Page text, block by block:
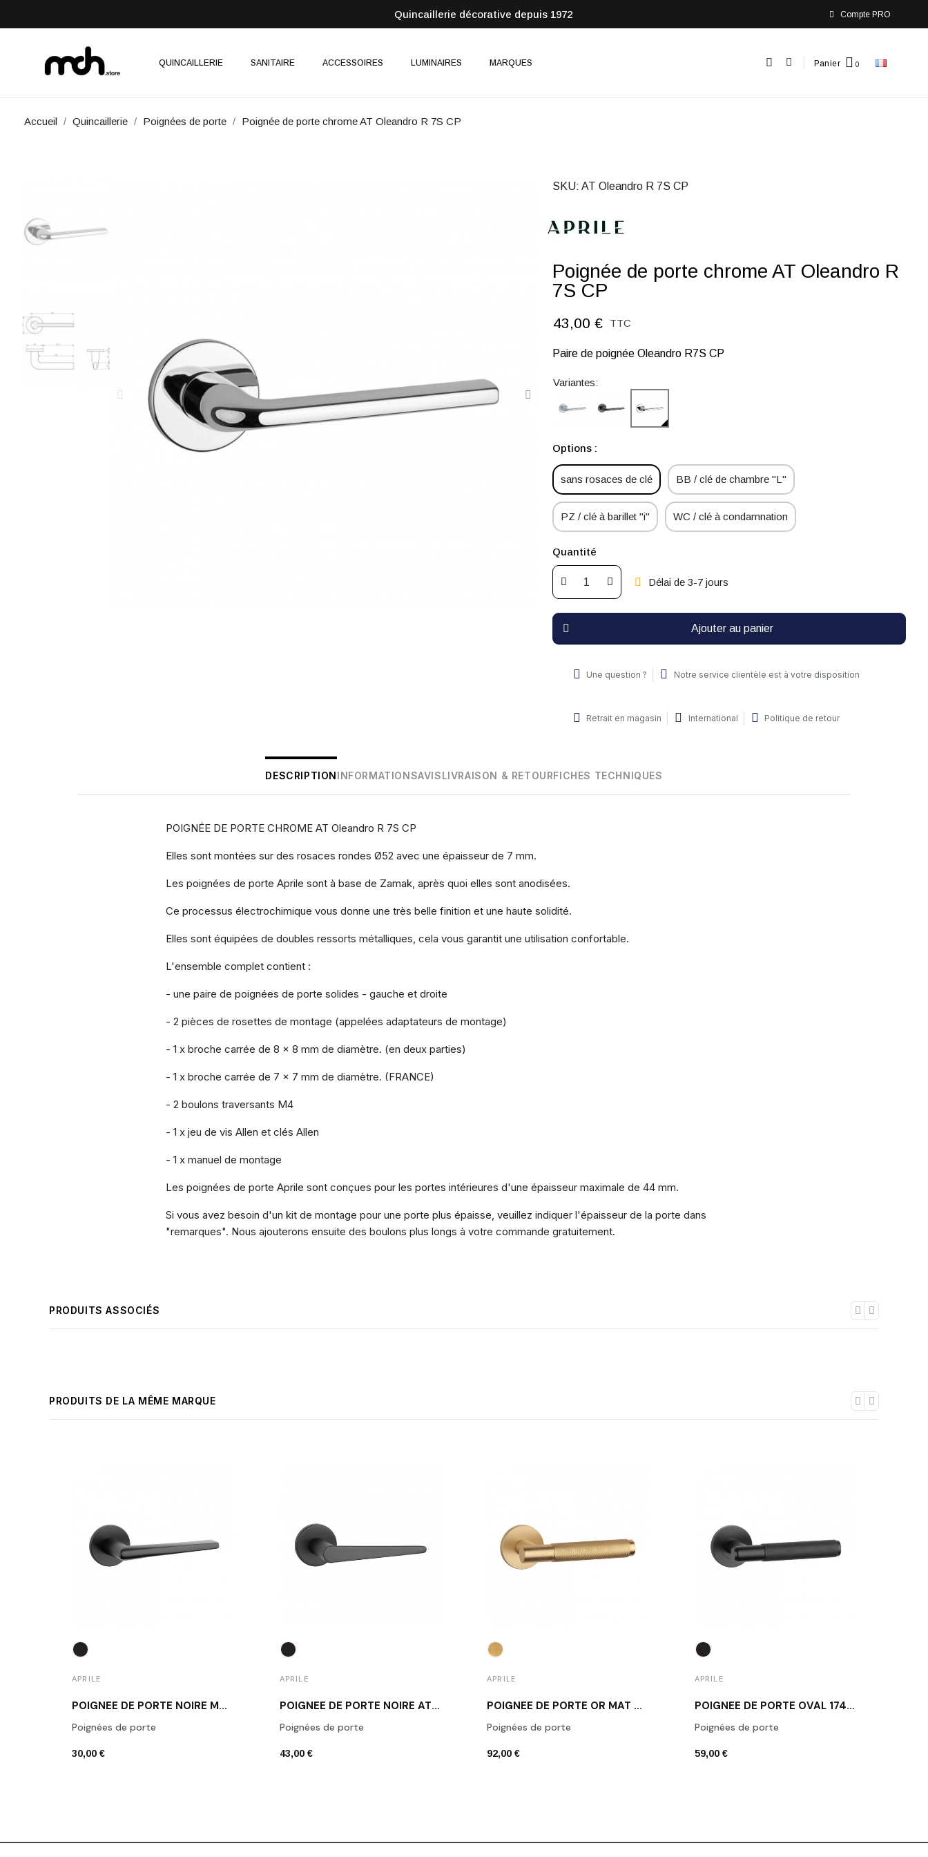
Quincaillerie décorative depuis 1972 Compte PRO
QUINCAILLERIE SANITAIRE ACCESSOIRES LUMINAIRES MARQUES Panier
Accueil Quincaillerie Poignées de porte Poignée de porte chrome AT Oleandro R 7S CP
SKU AT Oleandro R 7S CP
Poignée de porte chrome AT Oleandro R
7S CP
43,00 € TTC
Paire de poignée Oleandro R7S CP
Variantes:
Options :
sans rosaces de clé BB / clé de chambre "L"
PZ / clé à barillet "i" WC / clé à condamnation
Quantité
Délai de 3-7 jours
Ajouter au panier
Une question ? Notre service clientèle est à votre disposition
Retrait en magasin International Politique de retour
DESCRIPTIONINFORMATIONSAVISLIVRAISON & RETOURFICHES TECHNIQUES
POIGNÉE DE PORTE CHROME AT Oleandro R 7S CP
Elles sont montées sur des rosaces rondes Ø52 avec une épaisseur de 7 mm.
Les poignées de porte Aprile sont à base de Zamak, après quoi elles sont anodisées.
Ce processus électrochimique vous donne une très belle finition et une haute solidité.
Elles sont équipées de doubles ressorts métalliques, cela vous garantit une utilisation confortable.
L'ensemble complet contient :
- une paire de poignées de porte solides - gauche et droite
- 2 pièces de rosettes de montage (appelées adaptateurs de montage)
- 1 x broche carrée de 8 x 8 mm de diamètre. (en deux parties)
- 1 x broche carrée de 7 x 7 mm de diamètre. (FRANCE)
- 2 boulons traversants M4
- 1 x jeu de vis Allen et clés Allen
- 1 x manuel de montage
Les poignées de porte Aprile sont conçues pour les portes intérieures d'une épaisseur maximale de 44 mm.
Si vous avez besoin d'un kit de montage pour une porte plus épaisse, veuillez indiquer l'épaisseur de la porte dans
"remarques". Nous ajouterons ensuite des boulons plus longs à votre commande gratuitement.
PRODUITS ASSOCIÉS
PRODUITS DE LA MÊME MARQUE
APRILE
POIGNÉE DE PORTE NOIRE MAT SALTA
Poignées de porte
30,00 €
APRILE
POIGNÉE DE PORTE NOIRE AT ARNICA R 7S BLACK
Poignées de porte
43,00 €
APRILE
POIGNÉE DE PORTE OR MAT MOLINIA
Poignées de porte
92,00 €
APRILE
POIGNÉE DE PORTE OVAL 1741 NOIR MAT
Poignées de porte
59,00 €